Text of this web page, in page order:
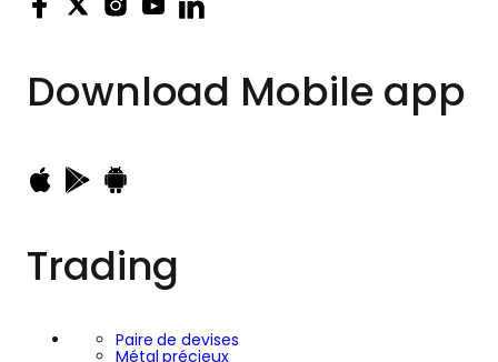
Download Mobile app
Trading
Paire de devises
Métal précieux